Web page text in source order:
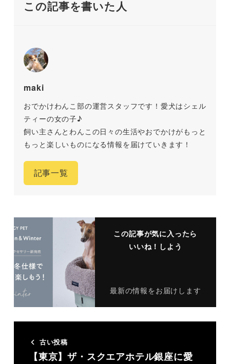
この記事を書いた人
maki
おでかけわんこ部の運営スタッフです！愛犬はシェル
ティーの女の子♪
飼い主さんとわんこの日々の生活やおでかけがもっと
もっと楽しいものになる情報を届けていきます！
記事一覧
この記事が気に入ったら
いいね！しよう
最新の情報をお届けします
古い投稿
【東京】ザ・スクエアホテル銀座に愛